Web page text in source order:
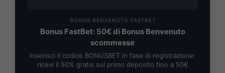
BONUS BENVENUTO FASTBET
Bonus FastBet: 50€ di Bonus Benvenuto
scommesse
Inserisci il codice BONUSBET in fase di registrazione:
ricevi il 50% gratis sul primo deposito fino a 50€